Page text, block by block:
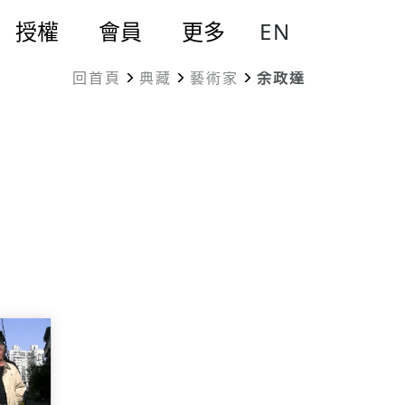
授權 會員 更多 EN
回首頁 典藏 藝術家 余政達